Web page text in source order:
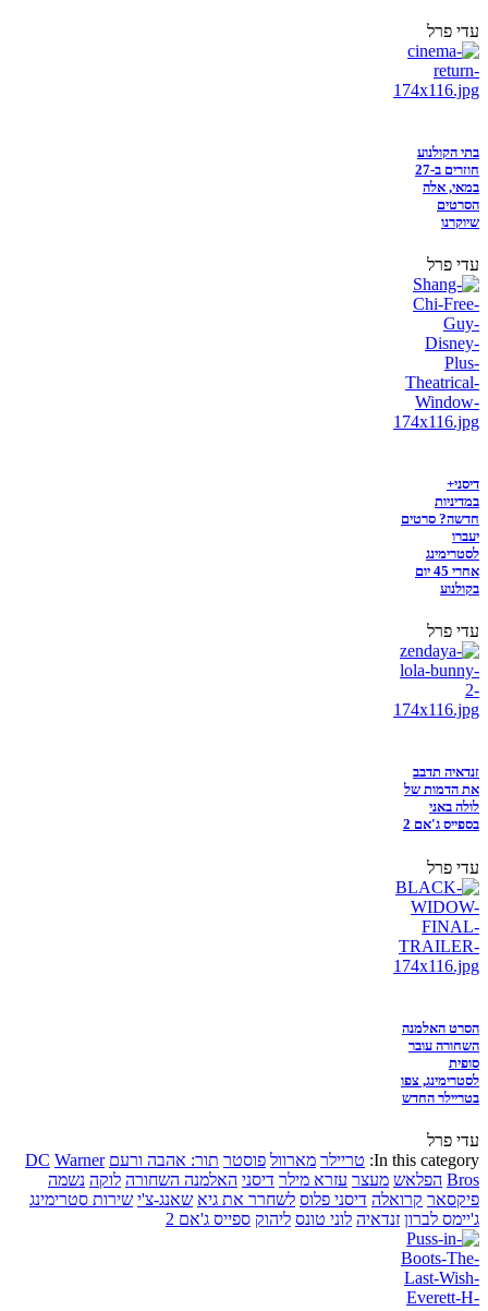
עדי פרל
בתי הקולנוע
חוזרים ב-27
במאי, אלה
הסרטים
שיוקרנו
עדי פרל
דיסני+
במדיניות
חדשה? סרטים
יעברו
לסטרימינג
אחרי 45 יום
בקולנוע
עדי פרל
זנדאיה תדבב
את הדמות של
לולה באני
בספייס ג'אם 2
עדי פרל
הסרט האלמנה
השחורה עובר
סופית
לסטרימינג, צפו
בטריילר החדש
עדי פרל
In this category: טריילר מארוול פוסטר תור: אהבה ורעם DC Warner
Bros הפלאש מעצר עזרא מילר דיסני האלמנה השחורה לוקה נשמה
פיקסאר קרואלה דיסני פלוס לשחרר את גיא שאנג-צ'י שירות סטרימינג
ג'יימס לברון זנדאיה לוני טונס ליהוק ספייס ג'אם 2